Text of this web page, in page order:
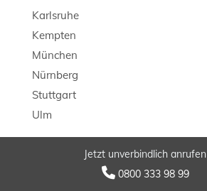
Jetzt unverbindlich anrufen
0800 333 98 99
Karlsruhe
Kempten
München
Nürnberg
Stuttgart
Ulm
© 2026 LB Detektei